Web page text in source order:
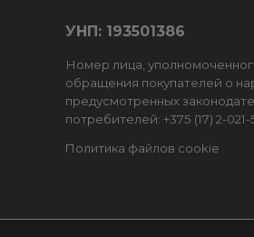
УНП: 193501386
Номер лица,
обращения покупателей о
предусмотренных
потребителей: +375 (17) 2-021-
Политика файлов cookie